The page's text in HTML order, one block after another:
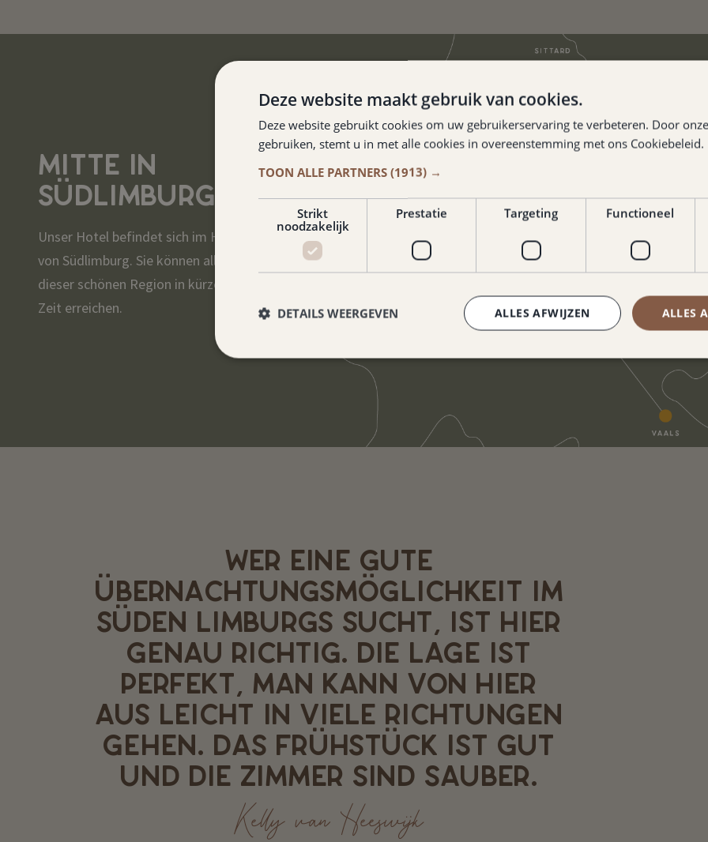
MITTE IN
SÜDLIMBURG
Unser Hotel befindet sich im Herzen
von Südlimburg. Sie können alle Ecken
dieser schönen Region in kürzester
Zeit erreichen.
WER EINE GUTE
ÜBERNACHTUNGSMÖGLICHKEIT IM
SÜDEN LIMBURGS SUCHT, IST HIER
GENAU RICHTIG. DIE LAGE IST
PERFEKT, MAN KANN VON HIER
AUS LEICHT IN VIELE RICHTUNGEN
GEHEN. DAS FRÜHSTÜCK IST GUT
UND DIE ZIMMER SIND SAUBER.
Kelly van Heeswijk
Deze website maakt gebruik van cookies.
Deze website gebruikt cookies om uw gebruikerservaring te verbeteren. Door
gebruiken, stemt u in met alle cookies in overeenstemming met ons Cookiebeleid.
TOON ALLE PARTNERS (1913) →
Strikt
noodzakelijk
Prestatie Targeting
Functioneel
ALLES
ALLES AFWIJZEN
DETAILS WEERGEVEN